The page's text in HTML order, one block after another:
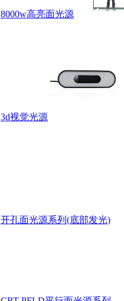
8000w高亮面光源
3d视觉光源
开孔面光源系列(底部发光)